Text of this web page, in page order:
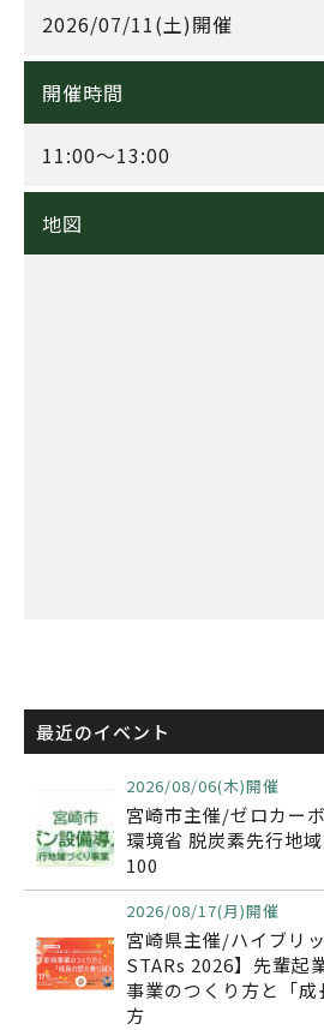
2026/07/11(土)開催
開催時間
11:00～13:00
地図
最近のイベント
2026/08/06(木)開催
宮崎市主催/ゼロカー
環境省 脱炭素先行地
100
2026/08/17(月)開催
宮崎県主催/ハイブリ
STARs 2026】先輩起
事業のつくり方と「
方